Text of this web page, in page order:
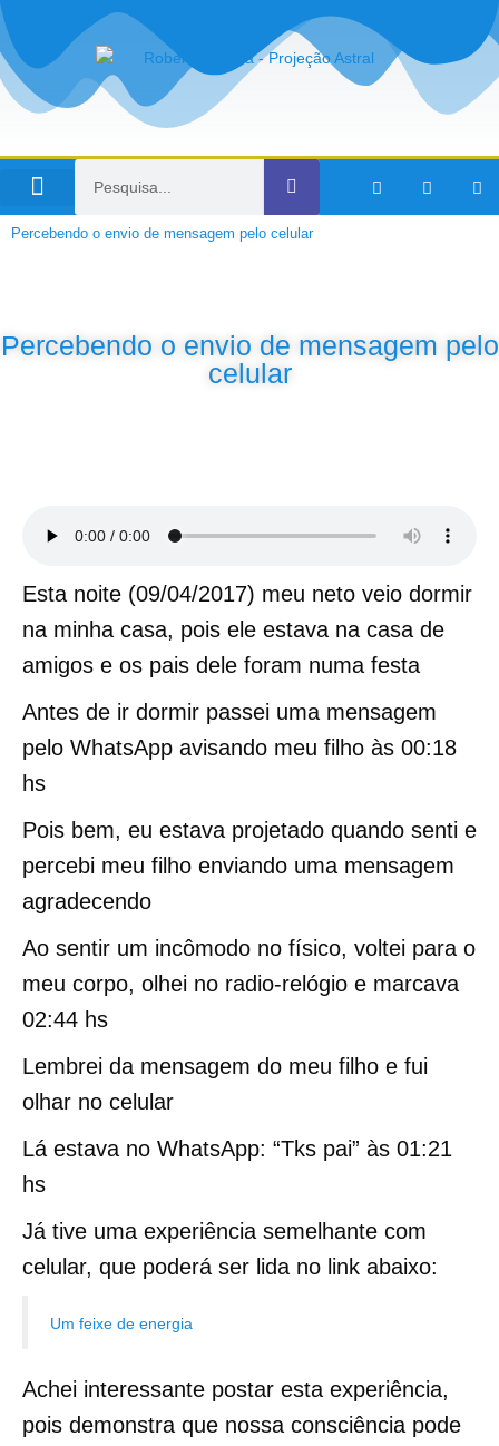
Percebendo o envio de mensagem pelo celular
Percebendo o envio de mensagem pelo
celular
Esta noite (09/04/2017) meu neto veio dormir
na minha casa, pois ele estava na casa de
amigos e os pais dele foram numa festa
Antes de ir dormir passei uma mensagem
pelo WhatsApp avisando meu filho às 00:18
hs
Pois bem, eu estava projetado quando senti e
percebi meu filho enviando uma mensagem
agradecendo
Ao sentir um incômodo no físico, voltei para o
meu corpo, olhei no radio-relógio e marcava
02:44 hs
Lembrei da mensagem do meu filho e fui
olhar no celular
Lá estava no WhatsApp: “Tks pai” às 01:21
hs
Já tive uma experiência semelhante com
celular, que poderá ser lida no link abaixo:
Um feixe de energia
Achei interessante postar esta experiência,
pois demonstra que nossa consciência pode